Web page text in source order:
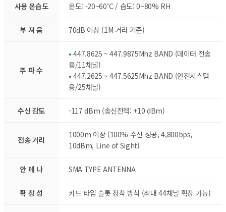
사용 온습도 온도: -20~60˚C / 습도: 0~80% RH
부 져 음 70dB 이상 (1M 거리 기준)
주 파 수
• 447.8625 ~ 447.9875Mhz BAND (데이터 전송
용/11채널)
• 447.2625 ~ 447.5625Mhz BAND (안전시스템
용/25채널)
수신 감도 -117 dBm (송신전력: +10 dBm)
전송 거리
1000m 이상 (100% 수신 성공, 4,800bps,
10dBm, Line of Sight)
안 테 나 SMA TYPE ANTENNA
확 장 성 카드 타입 슬롯 장착 방식 (최대 44채널 확장 가능)